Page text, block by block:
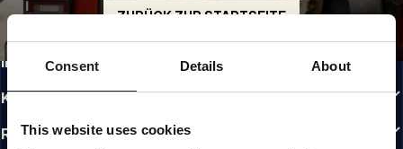
Consent Details About
This website uses cookies
ZURÜCK ZUR STARTSEITE
MARKE MIT CHARAKTER
INFO
KUNDENBEREICH
RICHTLINIEN